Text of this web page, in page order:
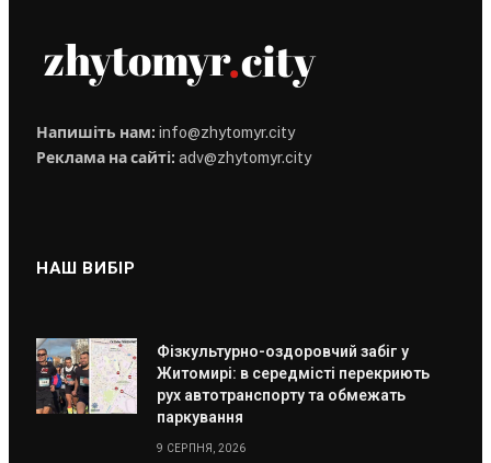
Напишіть нам: info@zhytomyr.city
Реклама на сайті: adv@zhytomyr.city
НАШ ВИБІР
Фізкультурно-оздоровчий забіг у
Житомирі: в середмісті перекриють
рух автотранспорту та обмежать
паркування
9 СЕРПНЯ, 2026